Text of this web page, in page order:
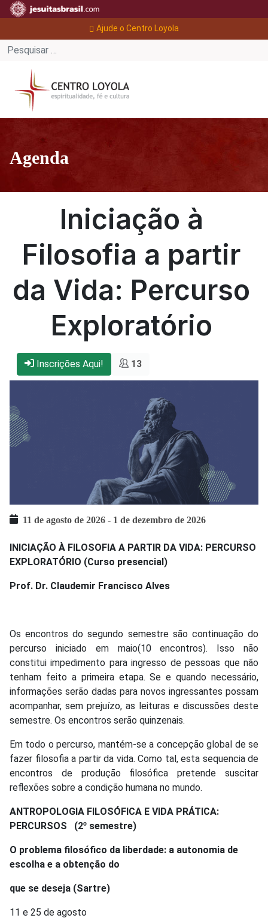
Ajude o Centro Loyola
Agenda
Iniciação à
Filosofia a partir
da Vida: Percurso
Exploratório
Inscrições Aqui! 13
11 de agosto de 2026 - 1 de dezembro de 2026
INICIAÇÃO À FILOSOFIA A PARTIR DA VIDA: PERCURSO
EXPLORATÓRIO (Curso presencial)
Prof. Dr. Claudemir Francisco Alves
Os encontros do segundo semestre são continuação do
percurso iniciado em maio(10 encontros). Isso não
constitui impedimento para ingresso de pessoas que não
tenham feito a primeira etapa. Se e quando necessário,
informações serão dadas para novos ingressantes possam
acompanhar, sem prejuízo, as leituras e discussões deste
semestre. Os encontros serão quinzenais.
Em todo o percurso, mantém-se a concepção global de se
fazer filosofia a partir da vida. Como tal, esta sequencia de
encontros de produção filosófica pretende suscitar
reflexões sobre a condição humana no mundo.
ANTROPOLOGIA FILOSÓFICA E VIDA PRÁTICA:
PERCURSOS (2º semestre)
O problema filosófico da liberdade: a autonomia de
escolha e a obtenção do
que se deseja (Sartre)
11 e 25 de agosto